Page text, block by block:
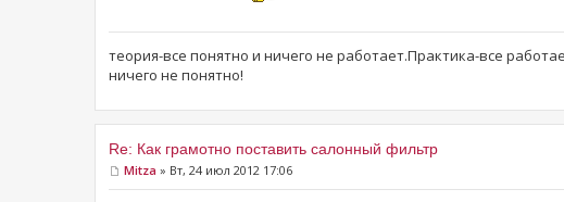
теория-все понятно и ничего не работает.Практика-все
ничего не понятно!
Re: Как грамотно поставить салонный фильтр
Mitza » Вт, 24 июл 2012 17:06